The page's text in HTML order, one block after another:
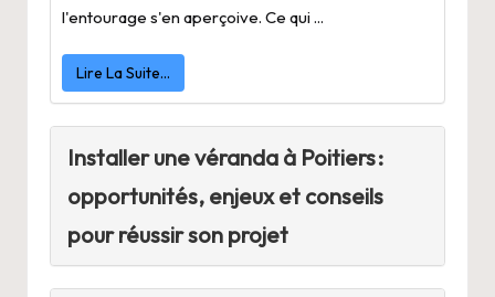
l'entourage s'en aperçoive. Ce qui ...
Lire La Suite…
Installer une véranda à Poitiers :
opportunités, enjeux et conseils
pour réussir son projet